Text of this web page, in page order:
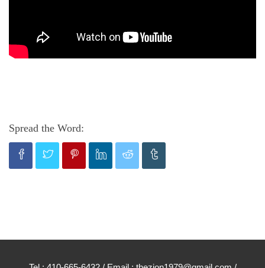
Spread the Word: